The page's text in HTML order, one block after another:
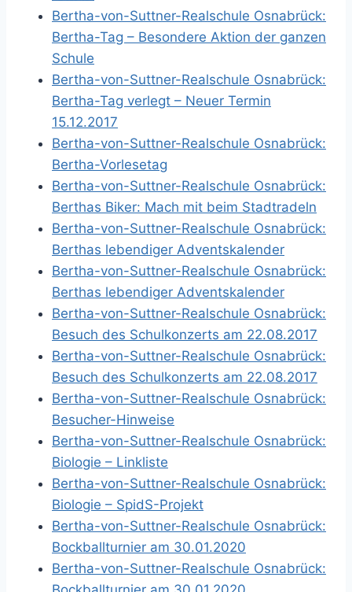
Bertha-von-Suttner-Realschule Osnabrück:
Bertha-Tag – Besondere Aktion der ganzen
Schule
Bertha-von-Suttner-Realschule Osnabrück:
Bertha-Tag verlegt – Neuer Termin
15.12.2017
Bertha-von-Suttner-Realschule Osnabrück:
Bertha-Vorlesetag
Bertha-von-Suttner-Realschule Osnabrück:
Berthas Biker: Mach mit beim Stadtradeln
Bertha-von-Suttner-Realschule Osnabrück:
Berthas lebendiger Adventskalender
Bertha-von-Suttner-Realschule Osnabrück:
Berthas lebendiger Adventskalender
Bertha-von-Suttner-Realschule Osnabrück:
Besuch des Schulkonzerts am 22.08.2017
Bertha-von-Suttner-Realschule Osnabrück:
Besuch des Schulkonzerts am 22.08.2017
Bertha-von-Suttner-Realschule Osnabrück:
Besucher-Hinweise
Bertha-von-Suttner-Realschule Osnabrück:
Biologie – Linkliste
Bertha-von-Suttner-Realschule Osnabrück:
Biologie – SpidS-Projekt
Bertha-von-Suttner-Realschule Osnabrück:
Bockballturnier am 30.01.2020
Bertha-von-Suttner-Realschule Osnabrück: